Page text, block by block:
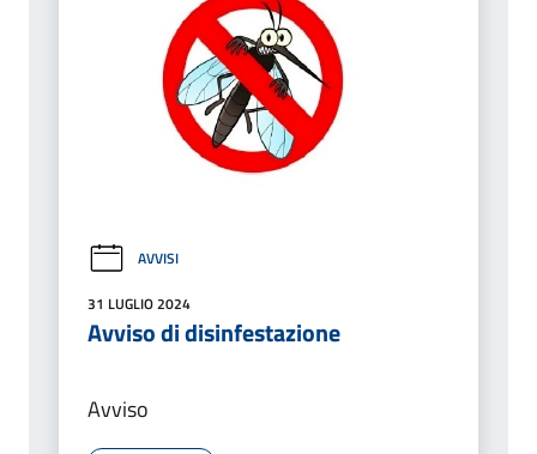
AVVISI
31 LUGLIO 2024
Avviso di disinfestazione
Avviso